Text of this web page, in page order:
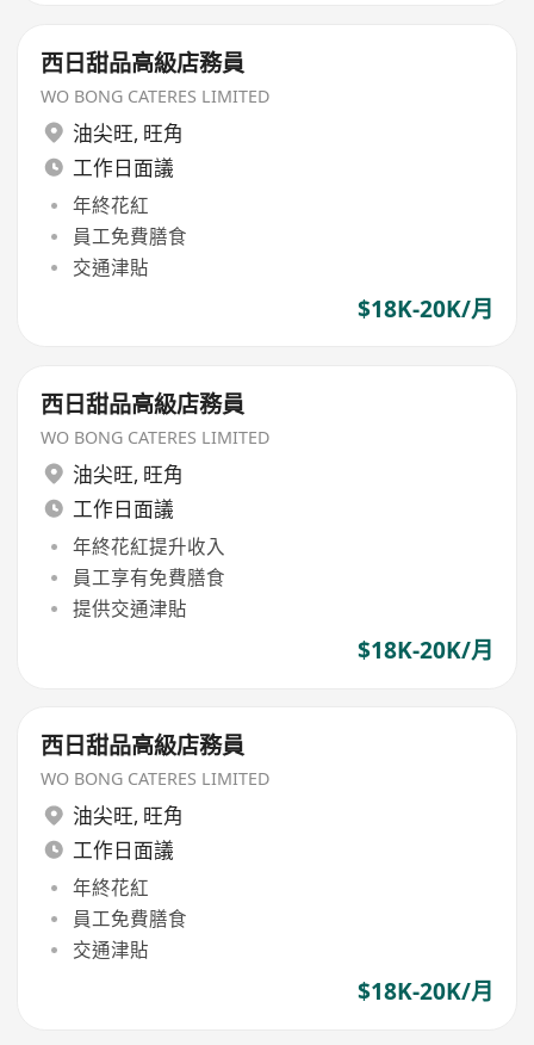
西日甜品高級店務員
WO BONG CATERES LIMITED
油尖旺, 旺角
工作日面議
年終花紅
員工免費膳食
交通津貼
$18K-20K/月
西日甜品高級店務員
WO BONG CATERES LIMITED
油尖旺, 旺角
工作日面議
年終花紅提升收入
員工享有免費膳食
提供交通津貼
$18K-20K/月
西日甜品高級店務員
WO BONG CATERES LIMITED
油尖旺, 旺角
工作日面議
年終花紅
員工免費膳食
交通津貼
$18K-20K/月